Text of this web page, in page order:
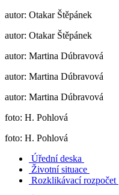
autor: Otakar Štěpánek
autor: Otakar Štěpánek
autor: Martina Dúbravová
autor: Martina Dúbravová
autor: Martina Dúbravová
foto: H. Pohlová
foto: H. Pohlová
Úřední deska
Životní situace
Rozklikávací rozpočet